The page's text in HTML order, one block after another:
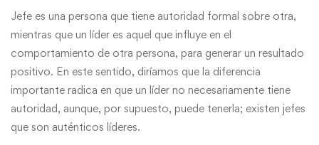
Jefe es una persona que tiene autoridad formal sobre otra,
mientras que un líder es aquel que influye en el
comportamiento de otra persona, para generar un resultado
positivo. En este sentido, diríamos que la diferencia
importante radica en que un líder no necesariamente tiene
autoridad, aunque, por supuesto, puede tenerla; existen jefes
que son auténticos líderes.